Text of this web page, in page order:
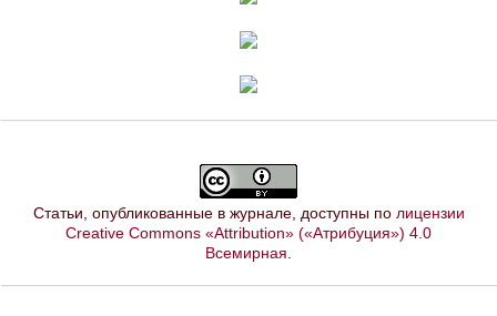
Статьи, опубликованные в журнале, доступны по лицензии
Creative Commons «Attribution» («Атрибуция») 4.0
Всемирная